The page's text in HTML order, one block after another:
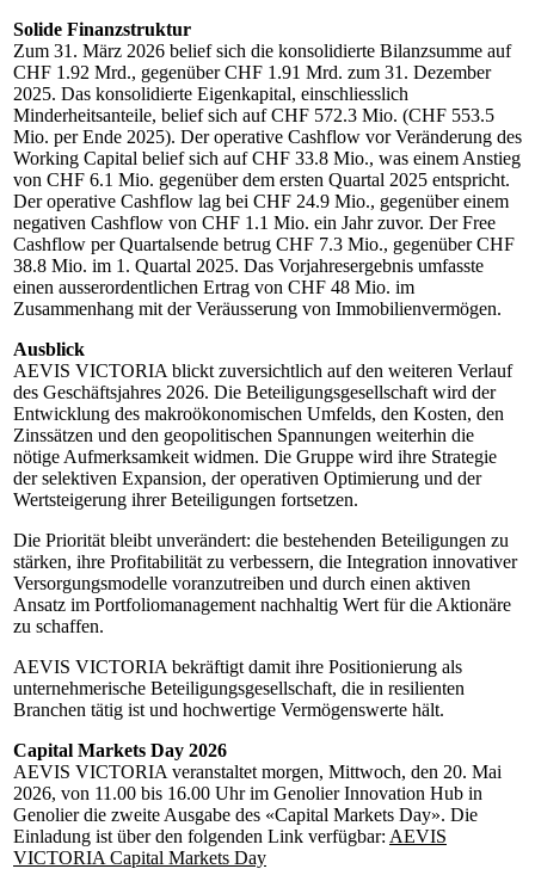
Solide Finanzstruktur
Zum 31. März 2026 belief sich die konsolidierte Bilanzsumme auf
CHF 1.92 Mrd., gegenüber CHF 1.91 Mrd. zum 31. Dezember
2025. Das konsolidierte Eigenkapital, einschliesslich
Minderheitsanteile, belief sich auf CHF 572.3 Mio. (CHF 553.5
Mio. per Ende 2025). Der operative Cashflow vor Veränderung des
Working Capital belief sich auf CHF 33.8 Mio., was einem Anstieg
von CHF 6.1 Mio. gegenüber dem ersten Quartal 2025 entspricht.
Der operative Cashflow lag bei CHF 24.9 Mio., gegenüber einem
negativen Cashflow von CHF 1.1 Mio. ein Jahr zuvor. Der Free
Cashflow per Quartalsende betrug CHF 7.3 Mio., gegenüber CHF
38.8 Mio. im 1. Quartal 2025. Das Vorjahresergebnis umfasste
einen ausserordentlichen Ertrag von CHF 48 Mio. im
Zusammenhang mit der Veräusserung von Immobilienvermögen.
Ausblick
AEVIS VICTORIA blickt zuversichtlich auf den weiteren Verlauf
des Geschäftsjahres 2026. Die Beteiligungsgesellschaft wird der
Entwicklung des makroökonomischen Umfelds, den Kosten, den
Zinssätzen und den geopolitischen Spannungen weiterhin die
nötige Aufmerksamkeit widmen. Die Gruppe wird ihre Strategie
der selektiven Expansion, der operativen Optimierung und der
Wertsteigerung ihrer Beteiligungen fortsetzen.
Die Priorität bleibt unverändert: die bestehenden Beteiligungen zu
stärken, ihre Profitabilität zu verbessern, die Integration innovativer
Versorgungsmodelle voranzutreiben und durch einen aktiven
Ansatz im Portfoliomanagement nachhaltig Wert für die Aktionäre
zu schaffen.
AEVIS VICTORIA bekräftigt damit ihre Positionierung als
unternehmerische Beteiligungsgesellschaft, die in resilienten
Branchen tätig ist und hochwertige Vermögenswerte hält.
Capital Markets Day 2026
AEVIS VICTORIA veranstaltet morgen, Mittwoch, den 20. Mai
2026, von 11.00 bis 16.00 Uhr im Genolier Innovation Hub in
Genolier die zweite Ausgabe des «Capital Markets Day». Die
Einladung ist über den folgenden Link verfügbar: AEVIS
VICTORIA Capital Markets Day